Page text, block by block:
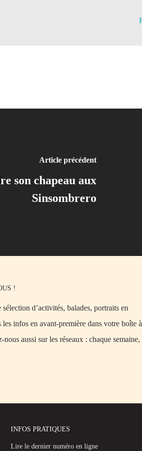
Article précédent
son chapeau aux
Sinsombrero
!
d’activités, balades, portraits en
infos en avant-première dans votre boîte à
aussi sur les réseaux : chaque semaine,
INFOS PRATIQUES
Lire le dernier numéro en ligne